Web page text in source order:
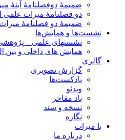
ضمیمۀ دوفصلنامۀ آینۀ
دو فصلنامۀ میراث علمی
ضمیمۀ دو فصلنامۀ
نشست‌ها و همایش‌ها
نشستهای علمی –
همایش های داخلی و بین
گالری
گزارش تصویری
پادکست‌ها
ویدئو
یاد مفاخر
نسخه و سند
نگاره
با میراث
درباره ما